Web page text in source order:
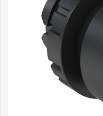
universais, tornando a
Entre os principais
compatibilidade com
eliminando a
específicos para cada
controle completo das
condicionado,